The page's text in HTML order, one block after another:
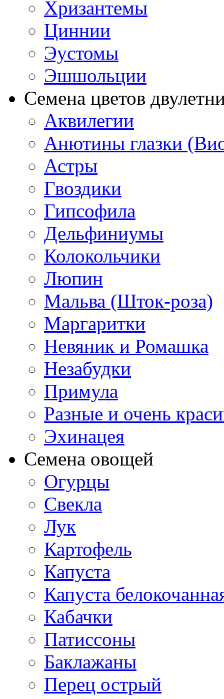
Хризантемы
Циннии
Эустомы
Эшшольции
Семена цветов
Аквилегии
Анютины глазки
Астры
Гвоздики
Гипсофила
Дельфиниумы
Колокольчики
Люпин
Мальва (Шток-роза)
Маргаритки
Невяник и Ромашка
Незабудки
Примула
Разные и очень
Эхинацея
Семена овощей
Огурцы
Свекла
Лук
Картофель
Капуста
Капуста
Кабачки
Патиссоны
Баклажаны
Перец острый